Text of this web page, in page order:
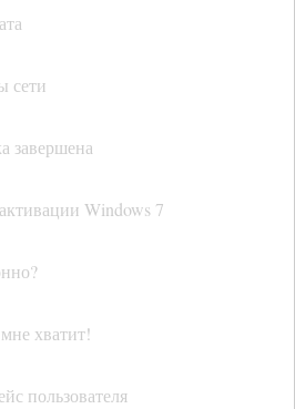
сети
завершена
Windows 7
хватит!
пользователя